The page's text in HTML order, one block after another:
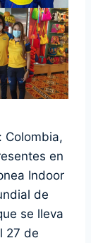
Colombia,
en
Indoor
de
se lleva
27 de